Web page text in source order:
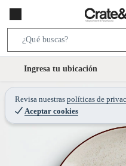
t
Ingresa tu ubicación
Revisa nuestras políticas de
Aceptar cookies